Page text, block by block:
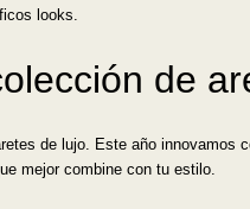
looks.
de
de lujo. Este año
mejor combine con tu estilo.